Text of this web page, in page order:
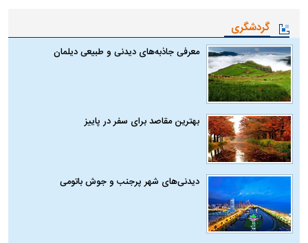
گردشگری
معرفی جاذبه‌های دیدنی و طبیعی دیلمان
بهترین مقاصد برای سفر در پاییز
دیدنی‌های شهر پرجنب و جوش باتومی